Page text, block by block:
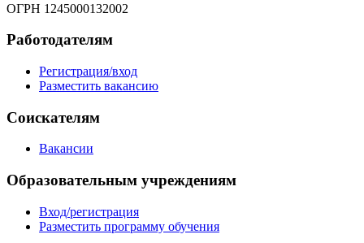
ОГРН 1245000132002
Работодателям
Регистрация/вход
Разместить вакансию
Соискателям
Вакансии
Образовательным учреждениям
Вход/регистрация
Разместить программу обучения